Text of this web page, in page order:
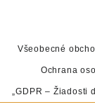
Všeobecné
Ochrana
„GDPR – Žiadosti